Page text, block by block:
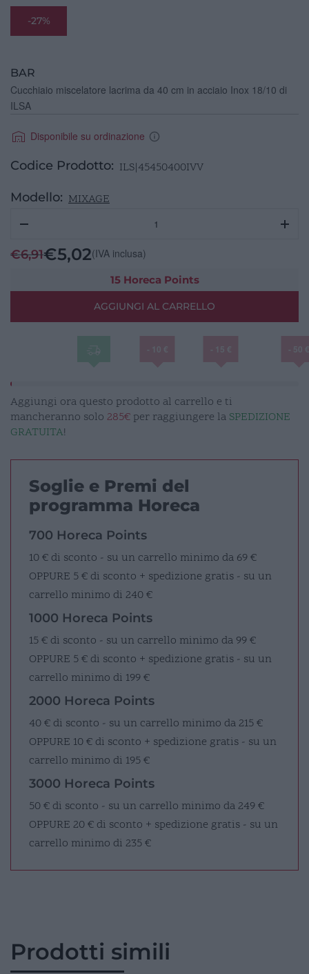
-27%
BAR
Cucchiaio miscelatore lacrima da 40 cm in acciaio Inox 18/10 di
ILSA
Disponibile su ordinazione
Codice Prodotto: ILS|45450400IVV
Modello: MIXAGE
lacrima
40cm
quantità
€6,91€5,02(IVA inclusa)
15 Horeca Points
AGGIUNGI AL CARRELLO
Aggiungi ora questo prodotto al carrello e ti
mancheranno solo 285€ per raggiungere la SPEDIZIONE
GRATUITA!
Soglie e Premi del
programma Horeca
700 Horeca Points
10 € di sconto - su un carrello minimo da 69 €
OPPURE 5 € di sconto + spedizione gratis - su un
carrello minimo di 240 €
1000 Horeca Points
15 € di sconto - su un carrello minimo da 99 €
OPPURE 5 € di sconto + spedizione gratis - su un
carrello minimo di 199 €
2000 Horeca Points
40 € di sconto - su un carrello minimo da 215 €
OPPURE 10 € di sconto + spedizione gratis - su un
carrello minimo di 195 €
3000 Horeca Points
50 € di sconto - su un carrello minimo da 249 €
OPPURE 20 € di sconto + spedizione gratis - su un
carrello minimo di 235 €
Prodotti simili